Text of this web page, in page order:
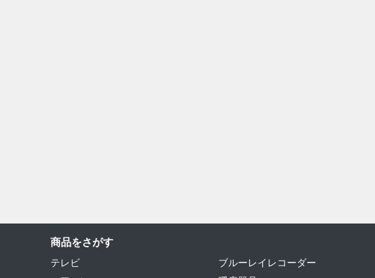
商品をさがす
テレビ ブルーレイレコーダー